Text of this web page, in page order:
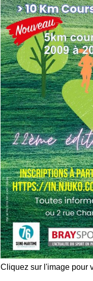
Cliquez sur l'image pour